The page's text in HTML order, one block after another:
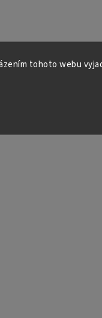
tohoto webu